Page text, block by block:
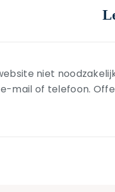
niet
of telefoon.